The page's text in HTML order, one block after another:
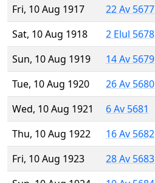
Fri, 10 Aug 1917
22 Av 5677
Sat, 10 Aug 1918
2 Elul 5678
Sun, 10 Aug 1919
14 Av 5679
Tue, 10 Aug 1920
26 Av 5680
Wed, 10 Aug 1921
6 Av 5681
Thu, 10 Aug 1922
16 Av 5682
Fri, 10 Aug 1923
28 Av 5683